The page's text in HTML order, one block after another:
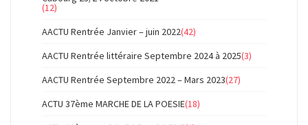
(12)
AACTU Rentrée Janvier – juin 2022(42)
AACTU Rentrée littéraire Septembre 2024 à 2025(3)
AACTU Rentrée Septembre 2022 – Mars 2023(27)
ACTU 37ème MARCHE DE LA POESIE(18)